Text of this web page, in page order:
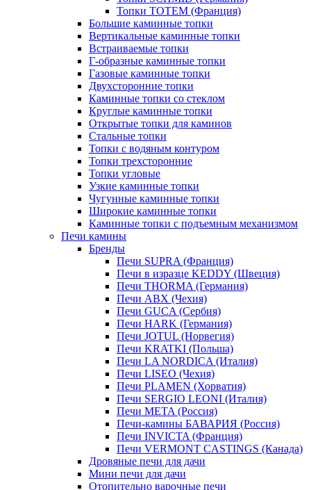
Топки TOTEM (Франция)
Большие каминные топки
Вертикальные каминные топки
Встраиваемые топки
Г-образные каминные топки
Газовые каминные топки
Двухсторонние топки
Каминные топки со стеклом
Круглые каминные топки
Открытые топки для каминов
Стальные топки
Топки с водяным контуром
Топки трехсторонние
Топки угловые
Узкие каминные топки
Чугунные каминные топки
Широкие каминные топки
Каминные топки с подъемным механизмом
Печи камины
Бренды
Печи SUPRA (Франция)
Печи в изразце KEDDY (Швеция)
Печи THORMA (Германия)
Печи ABX (Чехия)
Печи GUCA (Сербия)
Печи HARK (Германия)
Печи JOTUL (Норвегия)
Печи KRATKI (Польша)
Печи LA NORDICA (Италия)
Печи LISEO (Чехия)
Печи PLAMEN (Хорватия)
Печи SERGIO LEONI (Италия)
Печи META (Россия)
Печи-камины БАВАРИЯ (Россия)
Печи INVICTA (Франция)
Печи VERMONT CASTINGS (Канада)
Дровяные печи для дачи
Мини печи для дачи
Отопительно варочные печи